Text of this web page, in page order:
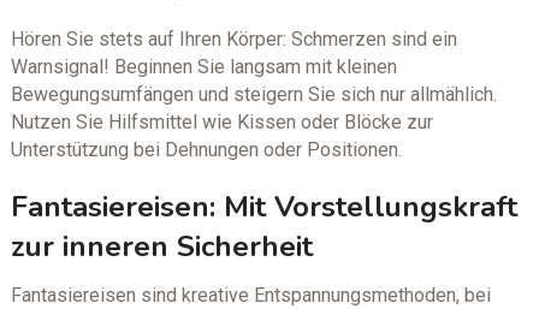
Hören Sie stets auf Ihren Körper: Schmerzen sind ein
Warnsignal! Beginnen Sie langsam mit kleinen
Bewegungsumfängen und steigern Sie sich nur allmählich.
Nutzen Sie Hilfsmittel wie Kissen oder Blöcke zur
Unterstützung bei Dehnungen oder Positionen.
Fantasiereisen: Mit Vorstellungskraft
zur inneren Sicherheit
Fantasiereisen sind kreative Entspannungsmethoden, bei